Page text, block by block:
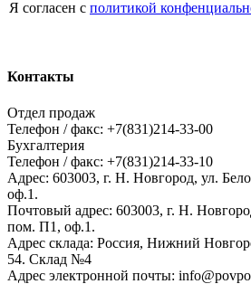
Я согласен с политикой
Контакты
Отдел продаж
Телефон / факс: +7(831)214-33-00
Бухгалтерия
Телефон / факс: +7(831)214-33-10
Адрес: 603003, г. Н. Новгород, ул.
оф.1.
Почтовый адрес: 603003, г. Н.
пом. П1, оф.1.
Адрес склада: Россия, Нижний
54. Склад №4
Адрес электронной почты: